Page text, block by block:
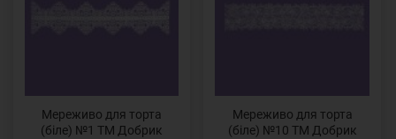
Мереживо для торта
(біле) №1 ТМ Добрик
Мереживо для торта
(біле) №10 ТМ Добрик